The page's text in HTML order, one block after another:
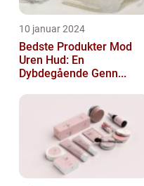
10 januar 2024
Bedste Produkter Mod
Uren Hud: En
Dybdegående Genn...